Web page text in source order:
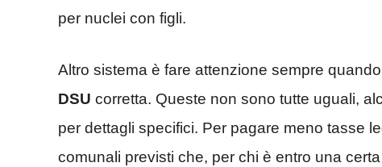
per nuclei con figli.
Altro sistema è fare attenzione sempre quando
DSU corretta. Queste non sono tutte uguali,
per dettagli specifici. Per pagare meno tasse
comunali previsti che, per chi è entro una